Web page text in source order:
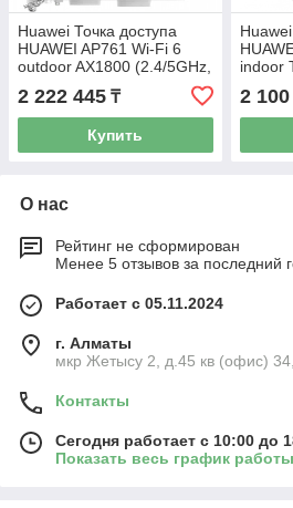
Huawei Точка доступа
HUAWEI AP761 Wi-Fi 6
outdoor AX1800 (2.4/5GHz,
2x2/2x2 MIMO, 1*GE RJ45
PoE+/1*SFP, IP68
2 222 445 ₸
Купить
indoor
(2.4/
MIMO,
2
О нас
Рейтинг не сформирован
Менее 5 отзывов за последний
Работает с 05.11.2024
г. Алматы
мкр Жетысу 2, д.45 кв (офис)
Контакты
Сегодня работает с 10:00 до
Показать весь график работы